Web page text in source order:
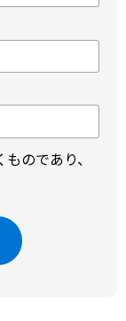
のであり、